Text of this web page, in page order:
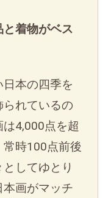
着物がベス
本の四季を
れているの
4,000点を超
常時100点前後
してゆとり
画がマッチ